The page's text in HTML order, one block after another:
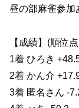
昼の部麻雀参加
【成績】(順位
1着 ひろき
2着 かん介
3着 匿名さん -